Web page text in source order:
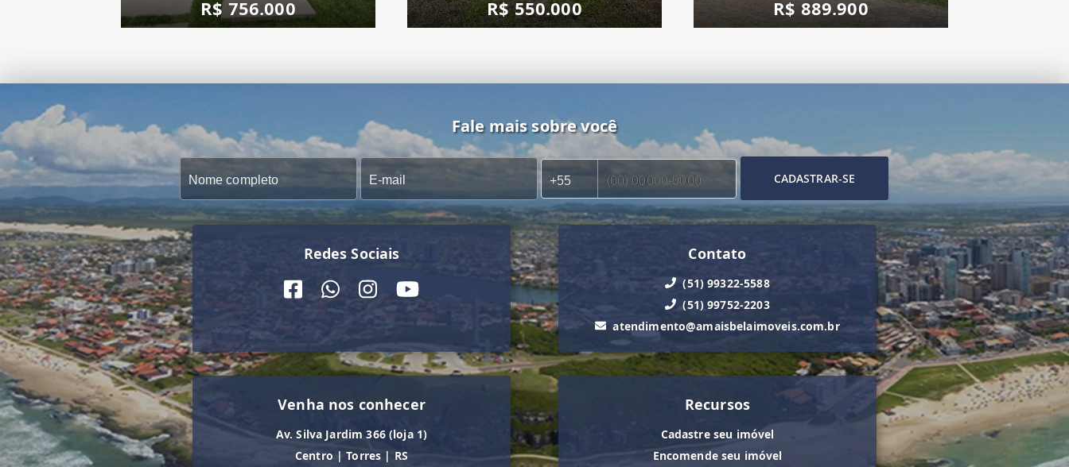
R$ 756.000 R$ 550.000 R$ 889.900
Fale mais sobre você
CADASTRAR-SE
Redes Sociais Contato
(51) 99322-5588
(51) 99752-2203
atendimento@amaisbelaimoveis.com.br
Venha nos conhecer
Av. Silva Jardim 366 (loja 1)
Centro | Torres | RS
Recursos
Cadastre seu imóvel
Encomende seu imóvel